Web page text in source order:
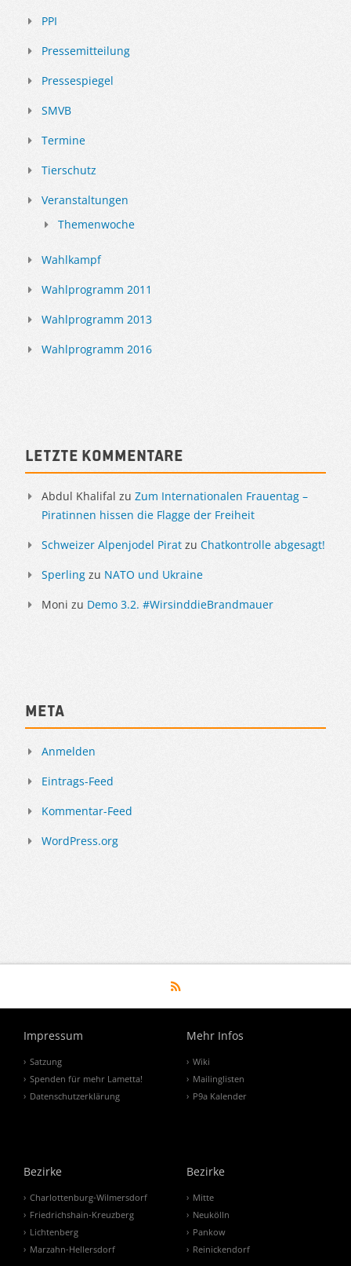
PPI
Pressemitteilung
Pressespiegel
SMVB
Termine
Tierschutz
Veranstaltungen
Themenwoche
Wahlkampf
Wahlprogramm 2011
Wahlprogramm 2013
Wahlprogramm 2016
Letzte Kommentare
Abdul Khalifal zu Zum Internationalen Frauentag –
Piratinnen hissen die Flagge der Freiheit
Schweizer Alpenjodel Pirat zu Chatkontrolle abgesagt!
Sperling zu NATO und Ukraine
Moni zu Demo 3.2. #WirsinddieBrandmauer
Meta
Anmelden
Eintrags-Feed
Kommentar-Feed
WordPress.org
Impressum
Satzung
Spenden für mehr Lametta!
Datenschutzerklärung
Mehr Infos
Wiki
Mailinglisten
P9a Kalender
Bezirke
Charlottenburg-Wilmersdorf
Friedrichshain-Kreuzberg
Lichtenberg
Marzahn-Hellersdorf
Bezirke
Mitte
Neukölln
Pankow
Reinickendorf